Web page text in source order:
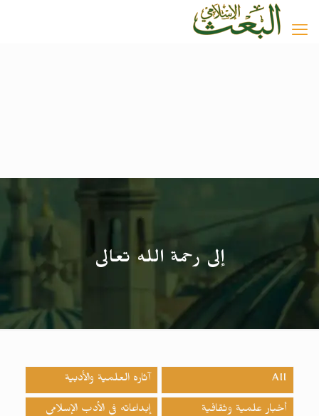
إلى رحمة الله تعالى
All آثاره العلمية والأدبية
أخبار علمية وثقافية إبداعاته في الأدب الإسلامي